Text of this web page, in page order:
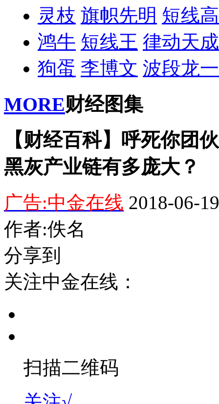
灵枝 旗帜先明 短线
鸿牛 短线王 律动天成
狗蛋 李博文 波段龙一
MORE财经图集
【财经百科】呼死你团
黑灰产业链有多庞大？
广告:中金在线 2018-06-
作者:佚名
分享到
关注中金在线：
扫描二维码